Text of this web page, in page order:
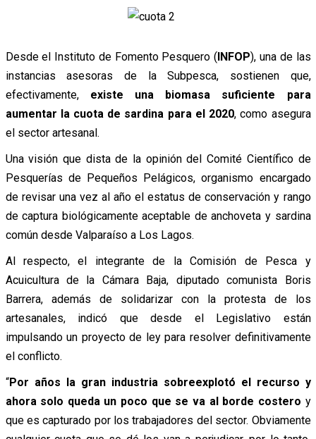
Desde el Instituto de Fomento Pesquero (INFOP), una de las
instancias asesoras de la Subpesca, sostienen que,
efectivamente, existe una biomasa suficiente para
aumentar la cuota de sardina para el 2020, como asegura
el sector artesanal.
Una visión que dista de la opinión del Comité Científico de
Pesquerías de Pequeños Pelágicos, organismo encargado
de revisar una vez al año el estatus de conservación y rango
de captura biológicamente aceptable de anchoveta y sardina
común desde Valparaíso a Los Lagos.
Al respecto, el integrante de la Comisión de Pesca y
Acuicultura de la Cámara Baja, diputado comunista Boris
Barrera, además de solidarizar con la protesta de los
artesanales, indicó que desde el Legislativo están
impulsando un proyecto de ley para resolver definitivamente
el conflicto.
“Por años la gran industria sobreexplotó el recurso y
ahora solo queda un poco que se va al borde costero y
que es capturado por los trabajadores del sector. Obviamente